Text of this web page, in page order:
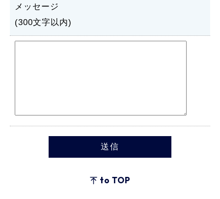
メッセージ
(300文字以内)
to TOP